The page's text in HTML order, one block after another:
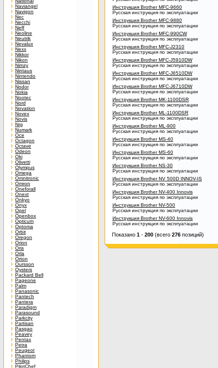
Naviangel
Navigon
Nec
Necchi
Neff
Neoline
Neutrik
Nevalux
Nexx
Nikkor
Nikon
Nimzy
Nintaus
Nintendo
Nissan
Nodor
Nokia
Nootec
Nord
Novation
Novex
Novis
Nrg
Numark
Oce
Octagon
Octave
Odeon
Oki
Olivetti
Olympus
Omega
Omnitronic
Omron
Oneforall
Onext
Onkyo
Onyx
Opel
Openbox
Opticum
Optoma
Orbit
Oregon
Orion
Oris
Orla
Orton
Oursson
Oysters
Packard Bell
Pageone
Palm
Panasonic
Pantech
Pantera
Paradigm
Parasound
Parkcity
Partisan
Pasgao
Peavey
Pentax
Petra
Peugeot
Phantom
Philips
PilotChef
Инструкция Brother MFC-9660
Русская инструкция по эксплуатации
Инструкция Brother MFC-9880
Русская инструкция по эксплуатации
Инструкция Brother MFC-990CW
Русская инструкция по эксплуатации
Инструкция Brother MFC-J2310
Русская инструкция по эксплуатации
Инструкция Brother MFC-J5910DW
Русская инструкция по эксплуатации
Инструкция Brother MFC-J6510DW
Русская инструкция по эксплуатации
Инструкция Brother MFC-J6710DW
Русская инструкция по эксплуатации
Инструкция Brother MK-1100DSR
Русская инструкция по эксплуатации
Инструкция Brother ML-1100DSR
Русская инструкция по эксплуатации
Инструкция Brother ML-900
Русская инструкция по эксплуатации
Инструкция Brother MS-40
Русская инструкция по эксплуатации
Инструкция Brother MS-60
Русская инструкция по эксплуатации
Инструкция Brother NS-30
Русская инструкция по эксплуатации
Инструкция Brother NV 500D INNOV-IS
Русская инструкция по эксплуатации
Инструкция Brother NV-400 Innovis
Русская инструкция по эксплуатации
Инструкция Brother NV-500
Русская инструкция по эксплуатации
Инструкция Brother NV-600 Innovis
Русская инструкция по эксплуатации
Показано 1 - 200 (всего 276 позиций)